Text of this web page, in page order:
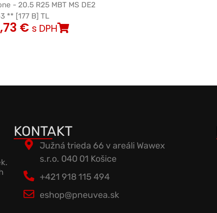
- 20.5 R25 MBT MS DE2
** [177 B] TL
€ s DPH
KONTAKT
Južná trieda 66 v areáli Wawex
s.r.o. 040 01 Košice
+421 918 115 494
eshop@pneuvea.sk